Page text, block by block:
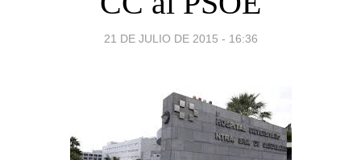
21 DE JULIO DE 2015 - 16:36